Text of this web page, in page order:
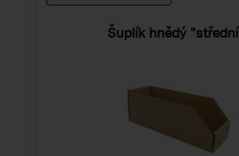
Šuplík hnědý